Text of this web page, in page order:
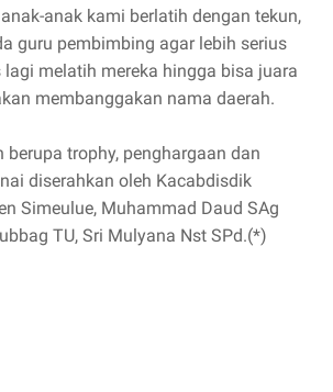
anak kami berlatih dengan tekun,
guru pembimbing agar lebih serius
lagi melatih mereka hingga bisa juara
membanggakan nama daerah.
berupa trophy, penghargaan dan
diserahkan oleh Kacabdisdik
Simeulue, Muhammad Daud SAg
TU, Sri Mulyana Nst SPd.(*)